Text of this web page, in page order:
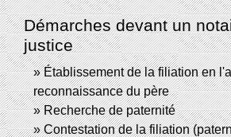
Démarches devant un
justice
Établissement de la filiation en
reconnaissance du père
Recherche de paternité
Contestation de la filiation